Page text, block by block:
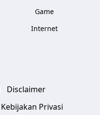
Game
Internet
Disclaimer
Kebijakan Privasi